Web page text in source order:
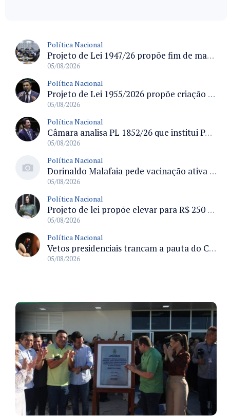
Política Nacional
Projeto de Lei 1947/26 propõe fim de margens para cartão de crédito e consignado do INSS
05/08/2026
Política Nacional
Projeto de Lei 1955/2026 propõe criação de geração livre de fumo ao restringir venda de vapes a nascidos desde 1º de janeiro de 2009
05/08/2026
Política Nacional
Câmara analisa PL 1852/26 que institui Política Nacional de Gestão de Desempenho e Eficiência para servidores públicos
05/08/2026
Política Nacional
Dorinaldo Malafaia pede vacinação ativa ao Ministério da Saúde para reverter queda na cobertura vacinal no Brasil
05/08/2026
Política Nacional
Projeto de lei propõe elevar para R$ 250 mil limite de isenção do IPI para pessoas com deficiência e autismo
05/08/2026
Política Nacional
Vetos presidenciais trancam a pauta do Congresso com 87 itens pendentes e incluem trechos do Orçamento de 2026
05/08/2026